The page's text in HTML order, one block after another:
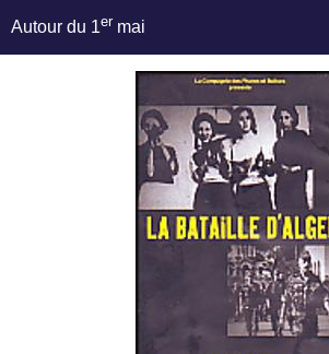
Autour du 1er mai